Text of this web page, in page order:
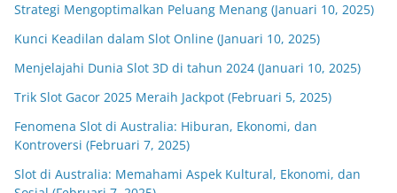
Strategi Mengoptimalkan Peluang Menang (Januari 10, 2025)
Kunci Keadilan dalam Slot Online (Januari 10, 2025)
Menjelajahi Dunia Slot 3D di tahun 2024 (Januari 10, 2025)
Trik Slot Gacor 2025 Meraih Jackpot (Februari 5, 2025)
Fenomena Slot di Australia: Hiburan, Ekonomi, dan
Kontroversi (Februari 7, 2025)
Slot di Australia: Memahami Aspek Kultural, Ekonomi, dan